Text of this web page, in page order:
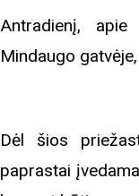
Antradienį,
Mindaugo
Dėl šios
paprastai